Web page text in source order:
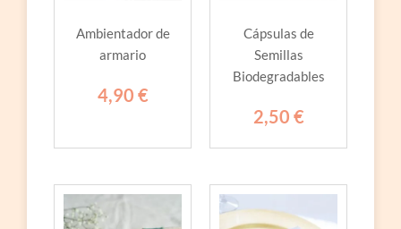
Ambientador de
armario
4,90 €
Cápsulas de
Semillas
Biodegradables
2,50 €